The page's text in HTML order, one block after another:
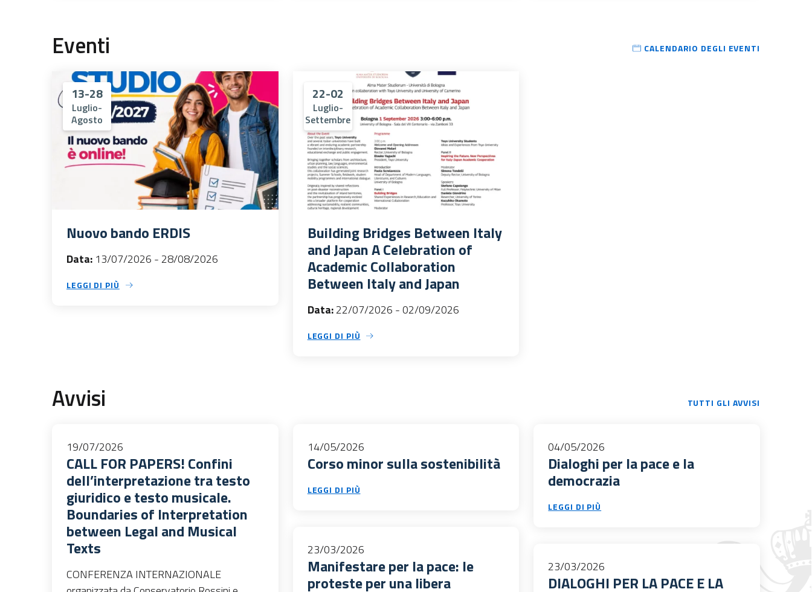
Eventi CALENDARIO DEGLI EVENTI
13-28
Luglio-
Agosto
Nuovo bando ERDIS
Data: 13/07/2026 -28/08/2026
LEGGI DI PIÙ
22-02
Luglio-
Settembre
Building Bridges Between Italy
and Japan A Celebration of
Academic Collaboration
Between Italy and Japan
Data:22/07/2026 -02/09/2026
LEGGI DI PIÙ
Avvisi TUTTI GLI AVVISI
19/07/2026
CALL FOR PAPERS! Confini
dell’interpretazione tra testo
giuridico e testo musicale.
Boundaries of Interpretation
between Legal and Musical
Texts
CONFERENZA INTERNAZIONALE
14/05/2026
Corso minor sulla sostenibilità
LEGGI DI PIÙ
04/05/2026
Dialoghi per la pace e la
democrazia
LEGGI DI PIÙ
23/03/2026
Manifestare per la pace: le
proteste per una libera
23/03/2026
DIALOGHI PER LA PACE E LA